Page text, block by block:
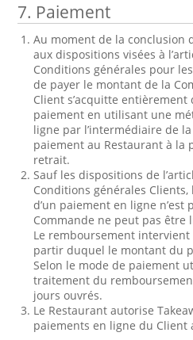
7. Paiement
Au moment de la conclusion
aux dispositions visées à
Conditions générales pour
de payer le montant de la
Client s’acquitte
paiement en utilisant une
ligne par l’intermédiaire de
paiement au Restaurant à la
retrait.
Sauf les dispositions de
Conditions générales
d’un paiement en ligne n’est
Commande ne peut pas être
Le remboursement
partir duquel le montant du
Selon le mode de paiement
traitement du
jours ouvrés.
Le Restaurant autorise
paiements en ligne du Client